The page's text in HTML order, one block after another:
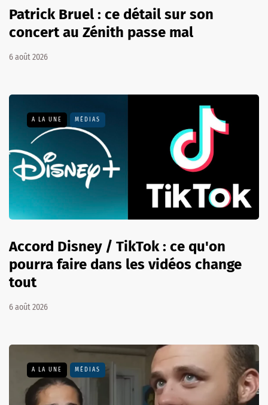
Patrick Bruel : ce détail sur son
concert au Zénith passe mal
6 août 2026
A LA UNE MÉDIAS
Accord Disney / TikTok : ce qu'on
pourra faire dans les vidéos change
tout
6 août 2026
A LA UNE MÉDIAS